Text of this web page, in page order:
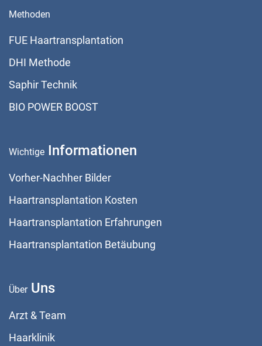
Methoden
FUE Haartransplantation
DHI Methode
Saphir Technik
BIO POWER BOOST
Wichtige Informationen
Vorher-Nachher Bilder
Haartransplantation Kosten
Haartransplantation Erfahrungen
Haartransplantation Betäubung
ÜberUns
Arzt & Team
Haarklinik